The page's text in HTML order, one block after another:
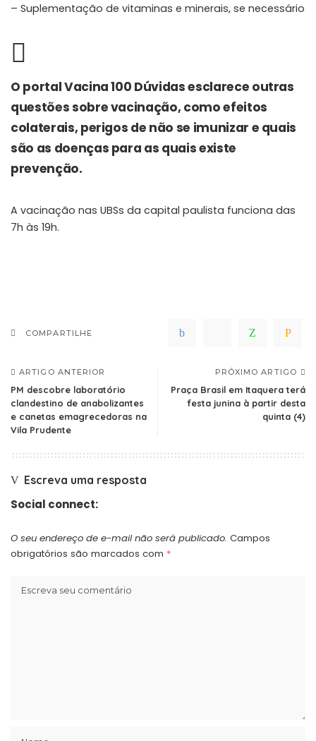
– Suplementação de vitaminas e minerais, se necessário
O portal Vacina 100 Dúvidas esclarece outras
questões sobre vacinação, como efeitos
colaterais, perigos de não se imunizar e quais
são as doenças para as quais existe
prevenção.
A vacinação nas UBSs da capital paulista funciona das
7h às 19h.
COMPARTILHE
ARTIGO ANTERIOR
PM descobre laboratório
clandestino de anabolizantes
e canetas emagrecedoras na
Vila Prudente
PRÓXIMO ARTIGO
Praça Brasil em Itaquera terá
festa junina à partir desta
quinta (4)
Escreva uma resposta
Social connect:
O seu endereço de e-mail não será publicado. Campos
obrigatórios são marcados com *